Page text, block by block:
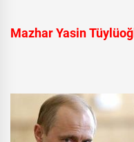
Mazhar Yasin